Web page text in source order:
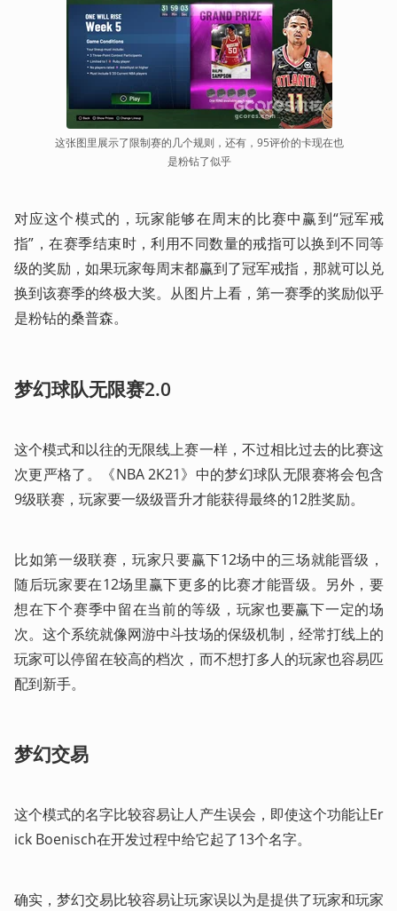
这张图里展示了限制赛的几个规则，还有，95评价的卡现在也
是粉钻了似乎
对应这个模式的，玩家能够在周末的比赛中赢到“冠军戒
指”，在赛季结束时，利用不同数量的戒指可以换到不同等
级的奖励，如果玩家每周末都赢到了冠军戒指，那就可以兑
换到该赛季的终极大奖。从图片上看，第一赛季的奖励似乎
是粉钻的桑普森。
梦幻球队无限赛2.0
这个模式和以往的无限线上赛一样，不过相比过去的比赛这
次更严格了。《NBA 2K21》中的梦幻球队无限赛将会包含
9级联赛，玩家要一级级晋升才能获得最终的12胜奖励。
比如第一级联赛，玩家只要赢下12场中的三场就能晋级，
随后玩家要在12场里赢下更多的比赛才能晋级。另外，要
想在下个赛季中留在当前的等级，玩家也要赢下一定的场
次。这个系统就像网游中斗技场的保级机制，经常打线上的
玩家可以停留在较高的档次，而不想打多人的玩家也容易匹
配到新手。
梦幻交易
这个模式的名字比较容易让人产生误会，即使这个功能让Er
ick Boenisch在开发过程中给它起了13个名字。
确实，梦幻交易比较容易让玩家误以为是提供了玩家和玩家